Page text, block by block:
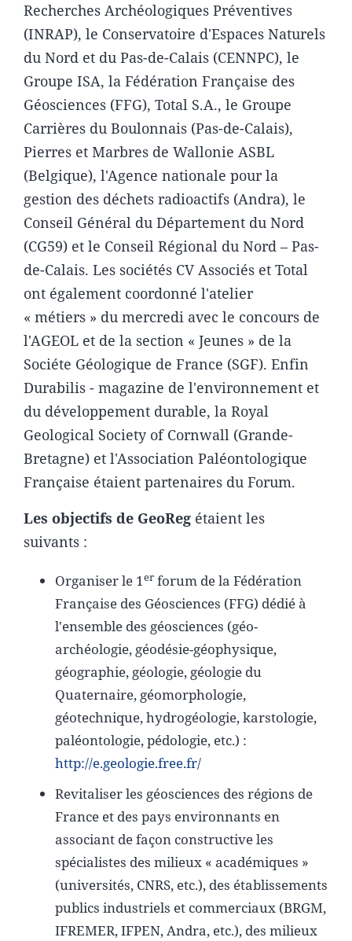
Recherches Archéologiques Préventives
(INRAP), le Conservatoire d'Espaces Naturels
du Nord et du Pas-de-Calais (CENNPC), le
Groupe ISA, la Fédération Française des
Géosciences (FFG), Total S.A., le Groupe
Carrières du Boulonnais (Pas-de-Calais),
Pierres et Marbres de Wallonie ASBL
(Belgique), l'Agence nationale pour la
gestion des déchets radioactifs (Andra), le
Conseil Général du Département du Nord
(CG59) et le Conseil Régional du Nord – Pas-
de-Calais. Les sociétés CV Associés et Total
ont également coordonné l'atelier
« métiers » du mercredi avec le concours de
l'AGEOL et de la section « Jeunes » de la
Sociéte Géologique de France (SGF). Enfin
Durabilis - magazine de l'environnement et
du développement durable, la Royal
Geological Society of Cornwall (Grande-
Bretagne) et l'Association Paléontologique
Française étaient partenaires du Forum.
Les objectifs de GeoReg étaient les
suivants :
Organiser le 1er forum de la Fédération
Française des Géosciences (FFG) dédié à
l'ensemble des géosciences (géo­
archéologie, géodésie-géophysique,
géographie, géologie, géologie du
Quaternaire, géomorphologie,
géotechnique, hydrogéologie, karstologie,
paléontologie, pédologie, etc.) :
http://e.geologie.free.fr/
Revitaliser les géosciences des régions de
France et des pays environnants en
associant de façon constructive les
spécialistes des milieux « académiques »
(universités, CNRS, etc.), des établissements
publics industriels et commerciaux (BRGM,
IFREMER, IFPEN, Andra, etc.), des milieux